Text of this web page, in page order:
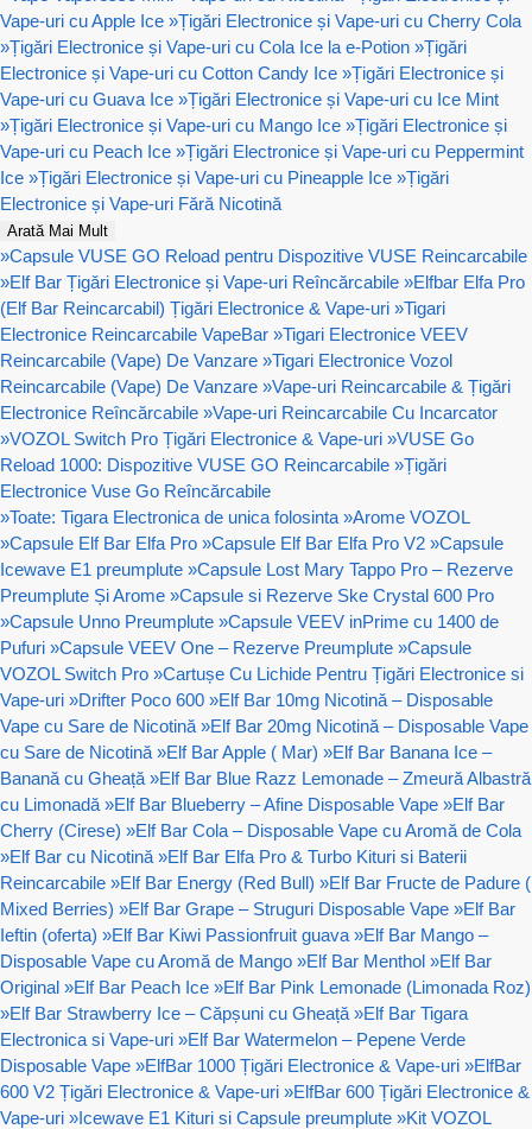
Vape-uri cu Apple Ice »Țigări Electronice și Vape-uri cu Cherry Cola
»Țigări Electronice și Vape-uri cu Cola Ice la e-Potion »Țigări
Electronice și Vape-uri cu Cotton Candy Ice »Țigări Electronice și
Vape-uri cu Guava Ice »Țigări Electronice și Vape-uri cu Ice Mint
»Țigări Electronice și Vape-uri cu Mango Ice »Țigări Electronice și
Vape-uri cu Peach Ice »Țigări Electronice și Vape-uri cu Peppermint
Ice »Țigări Electronice și Vape-uri cu Pineapple Ice »Țigări
Electronice și Vape-uri Fără Nicotină
Arată Mai Mult
»Capsule VUSE GO Reload pentru Dispozitive VUSE Reincarcabile
»Elf Bar Țigări Electronice și Vape-uri Reîncărcabile »Elfbar Elfa Pro
(Elf Bar Reincarcabil) Țigări Electronice & Vape-uri »Tigari
Electronice Reincarcabile VapeBar »Tigari Electronice VEEV
Reincarcabile (Vape) De Vanzare »Tigari Electronice Vozol
Reincarcabile (Vape) De Vanzare »Vape-uri Reincarcabile & Țigări
Electronice Reîncărcabile »Vape-uri Reincarcabile Cu Incarcator
»VOZOL Switch Pro Țigări Electronice & Vape-uri »VUSE Go
Reload 1000: Dispozitive VUSE GO Reincarcabile »Țigări
Electronice Vuse Go Reîncărcabile
»Toate: Tigara Electronica de unica folosinta »Arome VOZOL
»Capsule Elf Bar Elfa Pro »Capsule Elf Bar Elfa Pro V2 »Capsule
Icewave E1 preumplute »Capsule Lost Mary Tappo Pro – Rezerve
Preumplute Și Arome »Capsule si Rezerve Ske Crystal 600 Pro
»Capsule Unno Preumplute »Capsule VEEV inPrime cu 1400 de
Pufuri »Capsule VEEV One – Rezerve Preumplute »Capsule
VOZOL Switch Pro »Cartușe Cu Lichide Pentru Țigări Electronice si
Vape-uri »Drifter Poco 600 »Elf Bar 10mg Nicotină – Disposable
Vape cu Sare de Nicotină »Elf Bar 20mg Nicotină – Disposable Vape
cu Sare de Nicotină »Elf Bar Apple ( Mar) »Elf Bar Banana Ice –
Banană cu Gheață »Elf Bar Blue Razz Lemonade – Zmeură Albastră
cu Limonadă »Elf Bar Blueberry – Afine Disposable Vape »Elf Bar
Cherry (Cirese) »Elf Bar Cola – Disposable Vape cu Aromă de Cola
»Elf Bar cu Nicotină »Elf Bar Elfa Pro & Turbo Kituri si Baterii
Reincarcabile »Elf Bar Energy (Red Bull) »Elf Bar Fructe de Padure (
Mixed Berries) »Elf Bar Grape – Struguri Disposable Vape »Elf Bar
Ieftin (oferta) »Elf Bar Kiwi Passionfruit guava »Elf Bar Mango –
Disposable Vape cu Aromă de Mango »Elf Bar Menthol »Elf Bar
Original »Elf Bar Peach Ice »Elf Bar Pink Lemonade (Limonada Roz)
»Elf Bar Strawberry Ice – Căpșuni cu Gheață »Elf Bar Tigara
Electronica si Vape-uri »Elf Bar Watermelon – Pepene Verde
Disposable Vape »ElfBar 1000 Țigări Electronice & Vape-uri »ElfBar
600 V2 Țigări Electronice & Vape-uri »ElfBar 600 Țigări Electronice &
Vape-uri »Icewave E1 Kituri si Capsule preumplute »Kit VOZOL